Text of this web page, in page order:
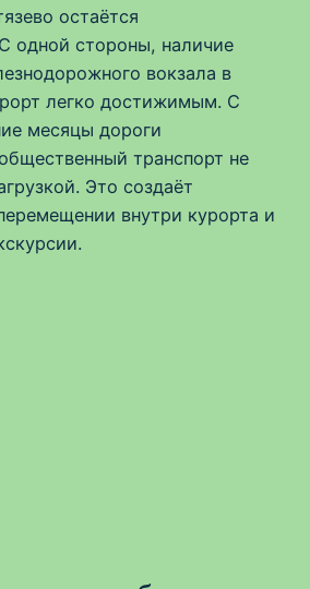
остаётся
одной стороны, наличие
вокзала в
легко достижимым. С
месяцы дороги
транспорт не
Это создаёт
внутри курорта и